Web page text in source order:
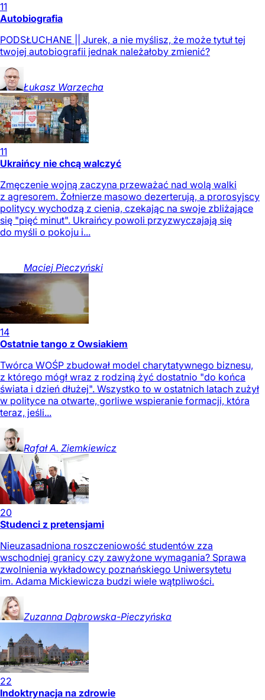
11
Autobiografia
PODSŁUCHANE || Jurek, a nie myślisz, że może tytuł tej
twojej autobiografii jednak należałoby zmienić?
Łukasz Warzecha
11
Ukraińcy nie chcą walczyć
Zmęczenie wojną zaczyna przeważać nad wolą walki
z agresorem. Żołnierze masowo dezerterują, a prorosyjscy
politycy wychodzą z cienia, czekając na swoje zbliżające
się "pięć minut". Ukraińcy powoli przyzwyczajają się
do myśli o pokoju i...
Maciej Pieczyński
14
Ostatnie tango z Owsiakiem
Twórca WOŚP zbudował model charytatywnego biznesu,
z którego mógł wraz z rodziną żyć dostatnio "do końca
świata i dzień dłużej". Wszystko to w ostatnich latach zużył
w polityce na otwarte, gorliwe wspieranie formacji, która
teraz, jeśli...
Rafał A. Ziemkiewicz
20
Studenci z pretensjami
Nieuzasadniona roszczeniowość studentów zza
wschodniej granicy czy zawyżone wymagania? Sprawa
zwolnienia wykładowcy poznańskiego Uniwersytetu
im. Adama Mickiewicza budzi wiele wątpliwości.
Zuzanna Dąbrowska-Pieczyńska
22
Indoktrynacja na zdrowie